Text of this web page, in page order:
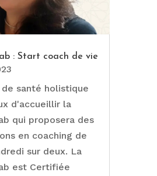
: Start coach de vie
santé holistique
d'accueillir la
qui proposera des
en coaching de
sur deux. La
est Certifiée